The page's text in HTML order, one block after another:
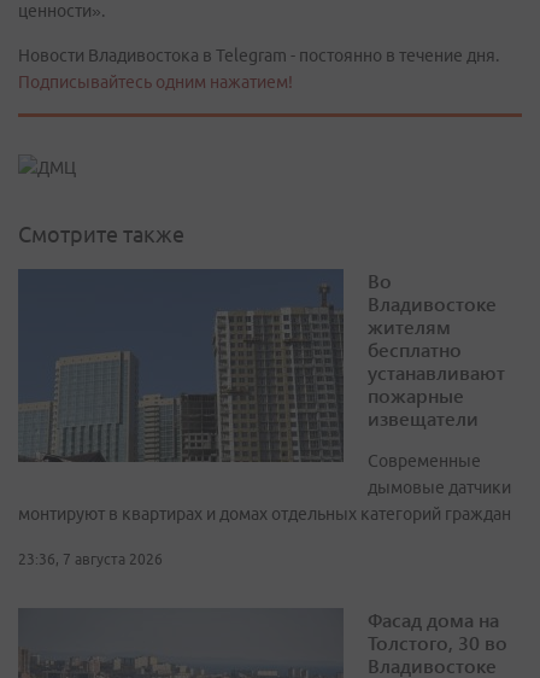
ценности».
Новости Владивостока в Telegram - постоянно в течение дня.
Подписывайтесь одним нажатием!
Смотрите также
Во
Владивостоке
жителям
бесплатно
устанавливают
пожарные
извещатели
Современные
дымовые датчики
монтируют в квартирах и домах отдельных категорий граждан
23:36, 7 августа 2026
Фасад дома на
Толстого, 30 во
Владивостоке